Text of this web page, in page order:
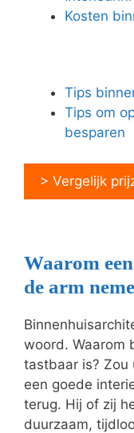
Kosten
Tips
Tips om
besparen
> Vergelijk
Waarom
de arm
woord. Waarom
tastbaar is? Zou
een goede
terug. Hij of zij
duurzaam,